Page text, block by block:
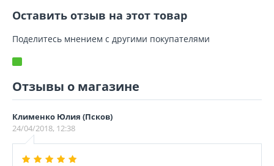
Оставить отзыв на этот товар
Поделитесь мнением с другими покупателями
Отзывы о магазине
Клименко Юлия (Псков)
24/04/2018, 12:38